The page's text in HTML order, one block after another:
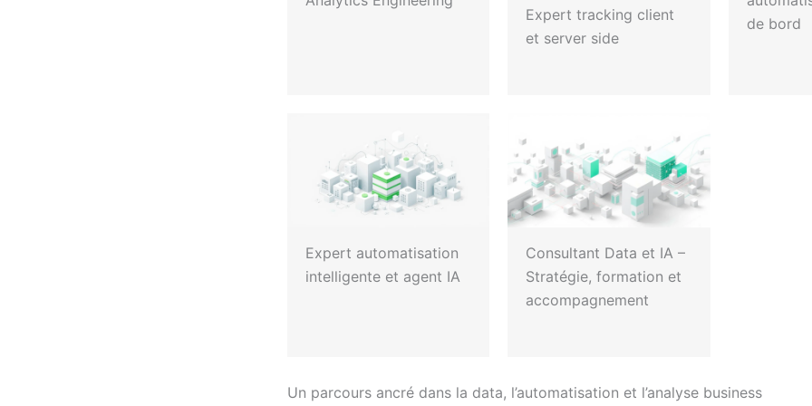
Expert tracking client
et server side
de bord
Expert automatisation
intelligente et agent IA
Consultant Data et IA –
Stratégie, formation et
accompagnement
Un parcours ancré dans la data, l’automatisation et l’analyse business